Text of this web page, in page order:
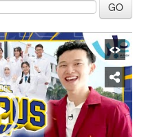
GO